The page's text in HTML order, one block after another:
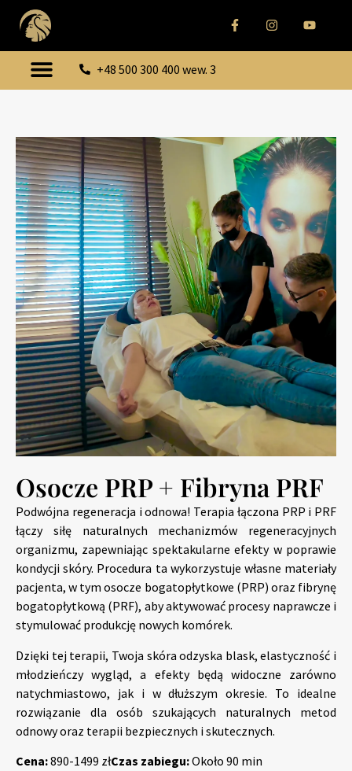
+48 500 300 400 wew. 3
Osocze PRP + Fibryna PRF
Podwójna regeneracja i odnowa! Terapia łączona PRP i PRF
łączy siłę naturalnych mechanizmów regeneracyjnych
organizmu, zapewniając spektakularne efekty w poprawie
kondycji skóry. Procedura ta wykorzystuje własne materiały
pacjenta, w tym osocze bogatopłytkowe (PRP) oraz fibrynę
bogatopłytkową (PRF), aby aktywować procesy naprawcze i
stymulować produkcję nowych komórek.
Dzięki tej terapii, Twoja skóra odzyska blask, elastyczność i
młodzieńczy wygląd, a efekty będą widoczne zarówno
natychmiastowo, jak i w dłuższym okresie. To idealne
rozwiązanie dla osób szukających naturalnych metod
odnowy oraz terapii bezpiecznych i skutecznych.
Cena:890-1499 złCzas zabiegu:Około 90 min